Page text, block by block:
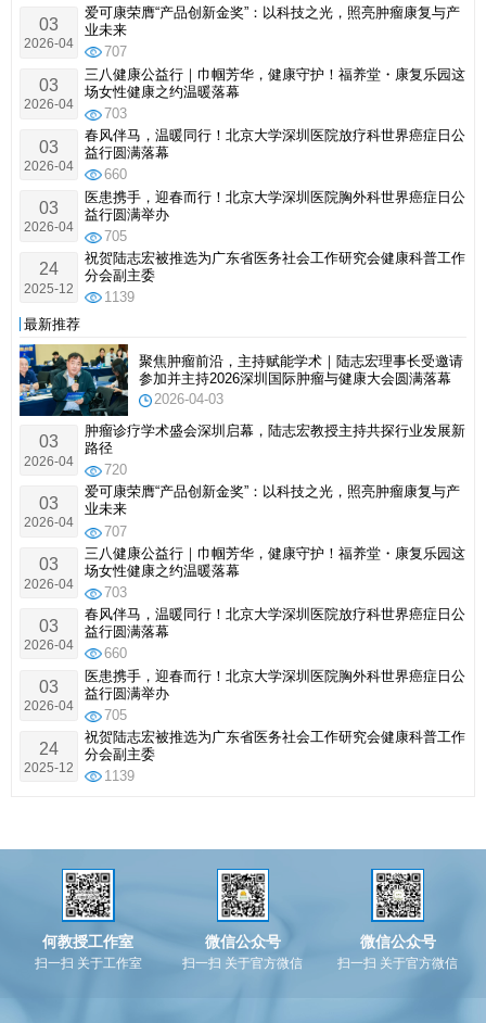
03
2026-04
爱可康荣膺“产品创新金奖”：以科技之光，照亮肿瘤康复与产
业未来
707
03
2026-04
三八健康公益行｜巾帼芳华，健康守护！福养堂・康复乐园这
场女性健康之约温暖落幕
703
03
2026-04
春风伴马，温暖同行！北京大学深圳医院放疗科世界癌症日公
益行圆满落幕
660
03
2026-04
医患携手，迎春而行！北京大学深圳医院胸外科世界癌症日公
益行圆满举办
705
24
2025-12
祝贺陆志宏被推选为广东省医务社会工作研究会健康科普工作
分会副主委
1139
最新推荐
聚焦肿瘤前沿，主持赋能学术｜陆志宏理事长受邀请
参加并主持2026深圳国际肿瘤与健康大会圆满落幕
2026-04-03
03
2026-04
肿瘤诊疗学术盛会深圳启幕，陆志宏教授主持共探行业发展新
路径
720
03
2026-04
爱可康荣膺“产品创新金奖”：以科技之光，照亮肿瘤康复与产
业未来
707
03
2026-04
三八健康公益行｜巾帼芳华，健康守护！福养堂・康复乐园这
场女性健康之约温暖落幕
703
03
2026-04
春风伴马，温暖同行！北京大学深圳医院放疗科世界癌症日公
益行圆满落幕
660
03
2026-04
医患携手，迎春而行！北京大学深圳医院胸外科世界癌症日公
益行圆满举办
705
24
2025-12
祝贺陆志宏被推选为广东省医务社会工作研究会健康科普工作
分会副主委
1139
何教授工作室
扫一扫 关于工作室
微信公众号
扫一扫 关于官方微信
微信公众号
扫一扫 关于官方微信